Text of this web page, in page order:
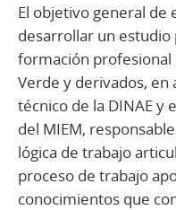
El objetivo general de
desarrollar un
formación profesional
Verde y derivados, en
técnico de la DINAE y
del MIEM,
lógica de trabajo
proceso de trabajo
conocimientos que